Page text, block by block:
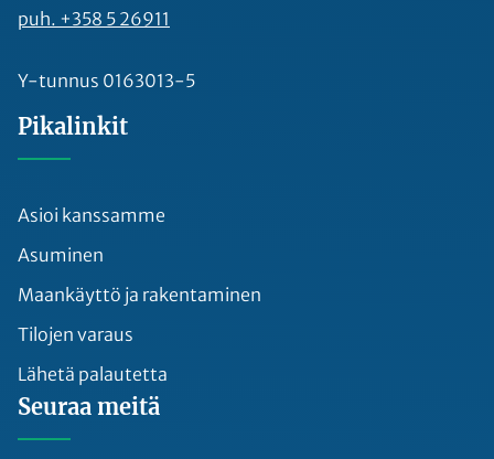
puh. +358 5 26911
Y-tunnus 0163013-5
Pikalinkit
Asioi kanssamme
Asuminen
Maankäyttö ja rakentaminen
Tilojen varaus
Lähetä palautetta
Seuraa meitä